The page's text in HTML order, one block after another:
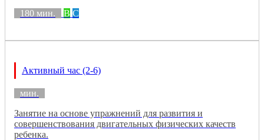
180 мин. B C
Активный час (2-6)
мин.
Занятие на основе упражнений для развития и
совершенствования двигательных физических качеств
ребенка.